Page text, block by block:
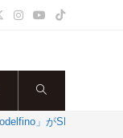
ウ
ェ
」がSMALL部